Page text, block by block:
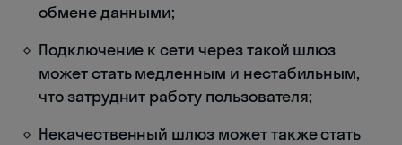
обмене данными;
Подключение к сети через такой шлюз
может стать медленным и нестабильным,
что затруднит работу пользователя;
Некачественный шлюз может также стать